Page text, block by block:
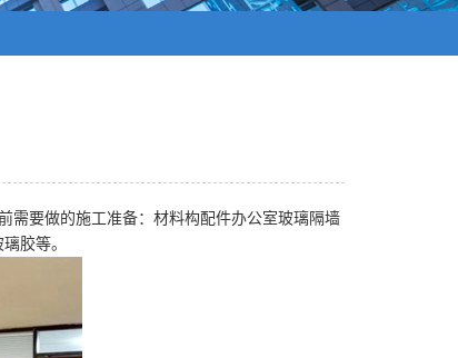
需要做的施工准备：材料构配件办公室玻璃隔墙
胶等。